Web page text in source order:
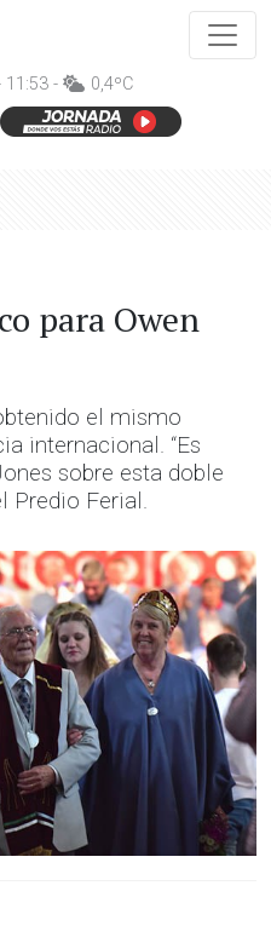
- 0,4ºC
para Owen
el mismo
internacional. “Es
sobre esta doble
Predio Ferial.